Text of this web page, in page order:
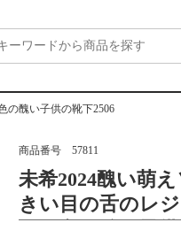
の醜い子供の靴下2506
商品番号 57811
未希2024醜い萌
きい目の舌のレ